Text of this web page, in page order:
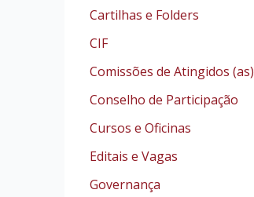
Cartilhas e Folders
CIF
Comissões de Atingidos (as)
Conselho de Participação
Cursos e Oficinas
Editais e Vagas
Governança